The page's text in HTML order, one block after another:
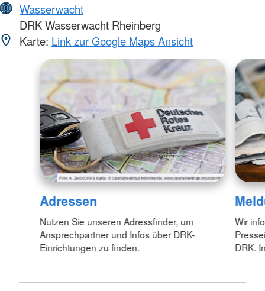
Wasserwacht
DRK Wasserwacht Rheinberg
Karte: Link zur Google Maps Ansicht
Adressen
Nutzen Sie unseren Adressfinder, um
Ansprechpartner und Infos über DRK-
Einrichtungen zu finden.
Wir
DRK.